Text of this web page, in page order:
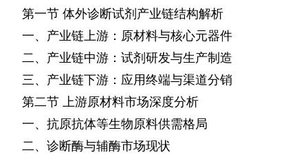
第一节 体外诊断试剂产业链结构解析
一、产业链上游：原材料与核心元器件
二、产业链中游：试剂研发与生产制造
三、产业链下游：应用终端与渠道分销
第二节
上游原材料市场深度分析
一、抗原抗体等生物原料供需格局
二、诊断酶与辅酶市场现状